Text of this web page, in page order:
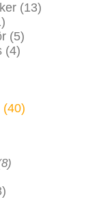
(13)
(5)
(4)
(40)